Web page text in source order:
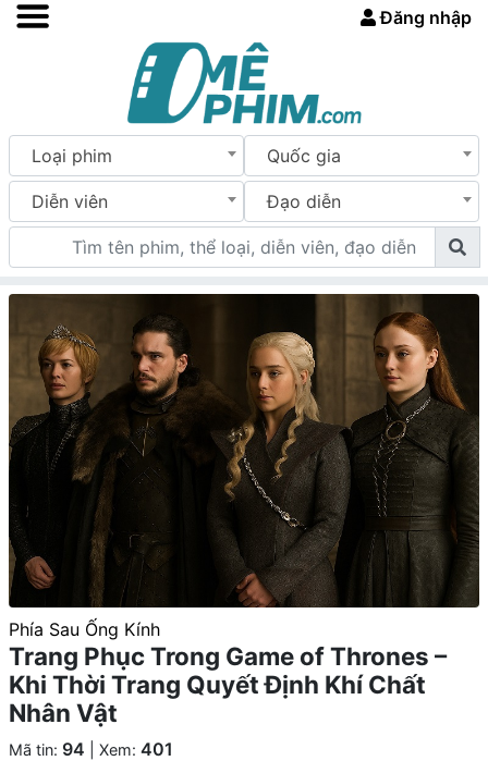
Đăng nhập
Loại phim Quốc gia
Diễn viên Đạo diễn
Phía Sau Ống Kính
Trang Phục Trong Game of Thrones –
Khi Thời Trang Quyết Định Khí Chất
Nhân Vật
Mã tin: 94 | Xem: 401